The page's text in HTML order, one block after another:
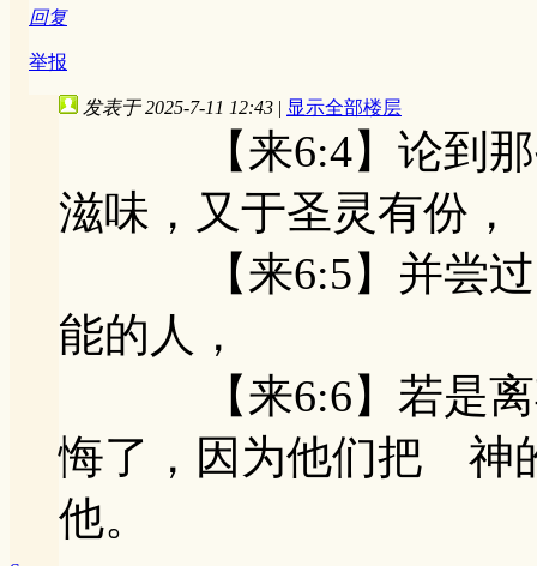
回复
举报
发表于 2025-7-11 12:43 | 显示全部楼层
【来6:4】论到那些
滋味，又于圣灵有份，
【来6:5】并尝过
能的人，
【来6:6】若是离弃
悔了，因为他们把 神
他。